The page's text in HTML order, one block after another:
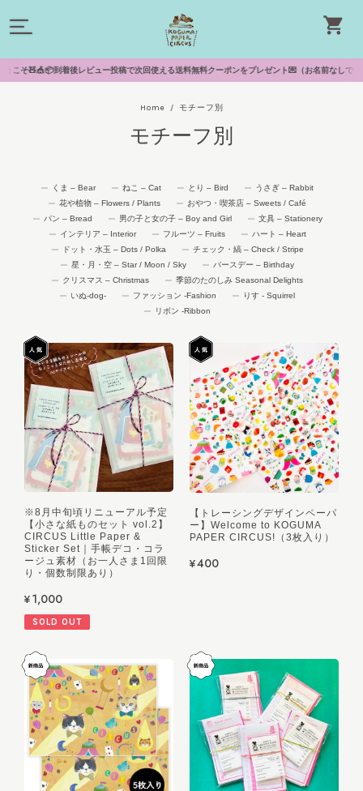
到着後レビュー投稿で次回使える送料無料クーポンをプレゼント💌（お名前なしで投稿できま
Home モチーフ別
モチーフ別
くま – Bear ねこ – Cat とり – Bird
うさぎ – Rabbit
花や植物 – Flowers / Plants
おやつ・喫茶店 – Sweets / Café
パン – Bread
男の子と女の子 – Boy and Girl
文具 – Stationery
インテリア – Interior
フルーツ – Fruits
ハート – Heart
ドット・水玉 – Dots / Polka
チェック・縞 – Check / Stripe
星・月・空 – Star / Moon / Sky
バースデー – Birthday
クリスマス – Christmas
季節のたのしみ Seasonal Delights
いぬ-dog-
ファッション -Fashion
りす - Squirrel
リボン -Ribbon
※8月中旬頃リニューアル予定
【小さな紙ものセット vol.2】
CIRCUS Little Paper &
Sticker Set｜手帳デコ・コラ
ージュ素材（お一人さま1回限
り・個数制限あり）
¥1,000
SOLD OUT
【トレーシングデザインペーパ
ー】Welcome to KOGUMA
PAPER CIRCUS!（3枚入り）
¥400